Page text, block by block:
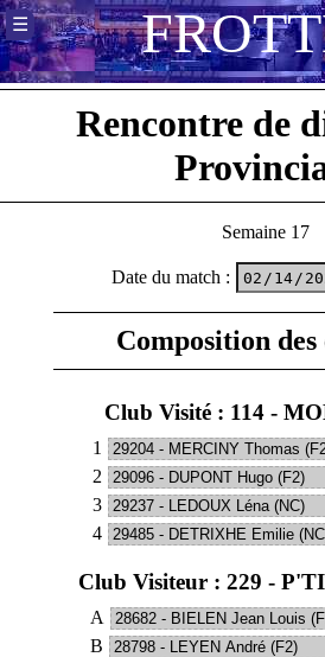
FROTT
☰
Rencontre de
Semaine 17
Date du match :
Composition des
Club Visité : 114 -
1
2
3
4
Club Visiteur : 229 -
A
B